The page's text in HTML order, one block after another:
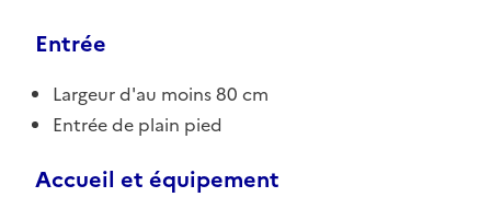
Entrée
Largeur d'au moins 80 cm
Entrée de plain pied
Accueil et équipement